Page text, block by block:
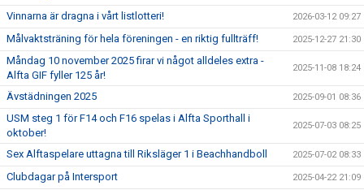
Vinnarna är dragna i vårt listlotteri! 2026-03-12 09:27
Målvaktsträning för hela föreningen - en riktig fullträff! 2025-12-27 21:30
Måndag 10 november 2025 firar vi något alldeles extra -
Alfta GIF fyller 125 år!
2025-11-08 18:24
Ävstädningen 2025 2025-09-01 08:36
USM steg 1 för F14 och F16 spelas i Alfta Sporthall i
oktober!
2025-07-03 08:25
Sex Alftaspelare uttagna till Riksläger 1 i Beachhandboll 2025-07-02 08:33
Clubdagar på Intersport 2025-04-22 21:09